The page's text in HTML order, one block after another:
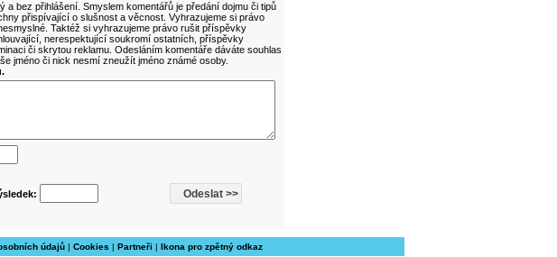
bez přihlášení. Smyslem komentářů je předání dojmu či tipů
přispívající o slušnost a věcnost. Vyhrazujeme si právo
Taktéž si vyhrazujeme právo rušit příspěvky
nerespektující soukromí ostatních, příspěvky
či skrytou reklamu. Odesláním komentáře dáváte souhlas
jméno či nick nesmí zneužít jméno známé osoby.
údajů | Cookies | Partneři | Ikona pro zpětný odkaz